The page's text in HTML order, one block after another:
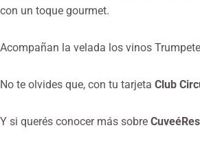
con un toque gourmet.
Acompañan la velada los vinos
No te olvides que, con tu tarjeta Club
Y si querés conocer más sobre